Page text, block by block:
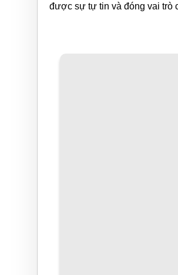
được sự tự tin và đóng vai trò